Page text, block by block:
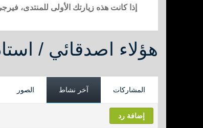
إذا كانت هذه زيارتك الأولى للمنتدى،
هؤلاء اصدقائي /
المشاركات آخر نشاط الصور
إضافة رد